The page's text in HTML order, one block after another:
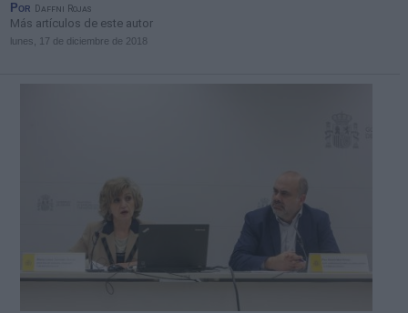
Por Daffni Rojas
Más artículos de este autor
lunes, 17 de diciembre de 2018